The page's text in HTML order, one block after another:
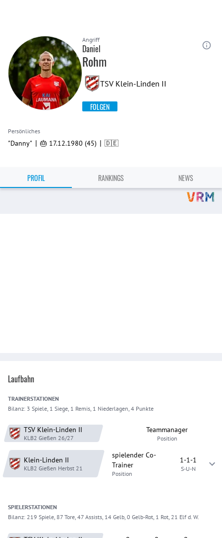
Angriff
Daniel
Rohm
TSV Klein-Linden II
FOLGEN
Persönliches
"Danny" | 🎂 17.12.1980 (45) | 🇩🇪
PROFIL RANKINGS NEWS
Laufbahn
TRAINERSTATIONEN
Bilanz: 3 Spiele, 1 Siege, 1 Remis, 1 Niederlagen, 4 Punkte
TSV Klein-Linden II
KLB2 Gießen 26/27
Teammanager
Position
Klein-Linden II
KLB2 Gießen Herbst 21
spielender Co-
Trainer
Position
1-1-1
S-U-N
SPIELERSTATIONEN
Bilanz: 219 Spiele, 87 Tore, 47 Assists, 14 Gelb, 0 Gelb-Rot, 1 Rot, 21 Elf d. W.